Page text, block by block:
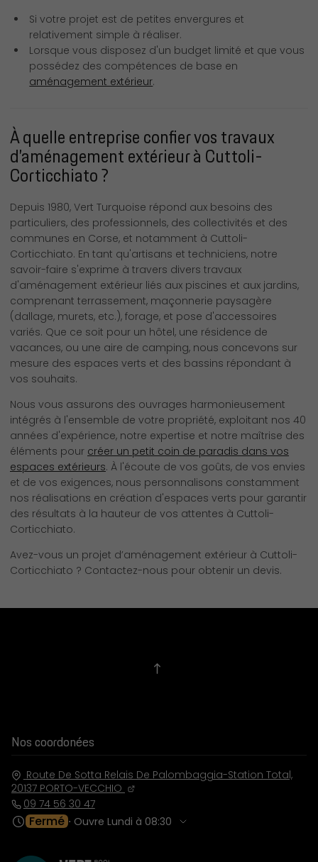
Si votre projet est de petites envergures et
relativement simple à réaliser.
Lorsque vous disposez d'un budget limité et que vous
possédez des compétences de base en
aménagement extérieur.
À quelle entreprise confier vos travaux
d’aménagement extérieur à Cuttoli-
Corticchiato ?
Depuis 1980, Vert Turquoise répond aux besoins des
particuliers, des professionnels, des collectivités et des
communes en Corse, et notamment à Cuttoli-
Corticchiato. En tant qu'artisans et techniciens, notre
savoir-faire s'exprime à travers divers travaux
d'aménagement extérieur liés aux piscines et aux jardins,
comprenant terrassement, maçonnerie paysagère
(dallage, murets, etc.), forage, et pose d'accessoires
variés. Que ce soit pour un hôtel, une résidence de
vacances, ou une aire de camping, nous concevons sur
mesure des espaces verts et des bassins répondant à
vos souhaits.
Nous vous assurons des ouvrages harmonieusement
intégrés à l'ensemble de votre propriété, exploitant nos 40
années d'expérience, notre expertise et notre maîtrise des
éléments pour créer un petit coin de paradis dans vos
espaces extérieurs. À l'écoute de vos goûts, de vos envies
et de vos exigences, nous personnalisons constamment
nos réalisations en création d'espaces verts pour garantir
des résultats à la hauteur de vos attentes à Cuttoli-
Corticchiato.
Avez-vous un projet d’aménagement extérieur à Cuttoli-
Corticchiato ? Contactez-nous pour obtenir un devis.
Nos coordonées
Route De Sotta Relais De Palombaggia-Station Total,
20137 PORTO-VECCHIO
09 74 56 30 47
Fermé ⋅ Ouvre Lundi à 08:30